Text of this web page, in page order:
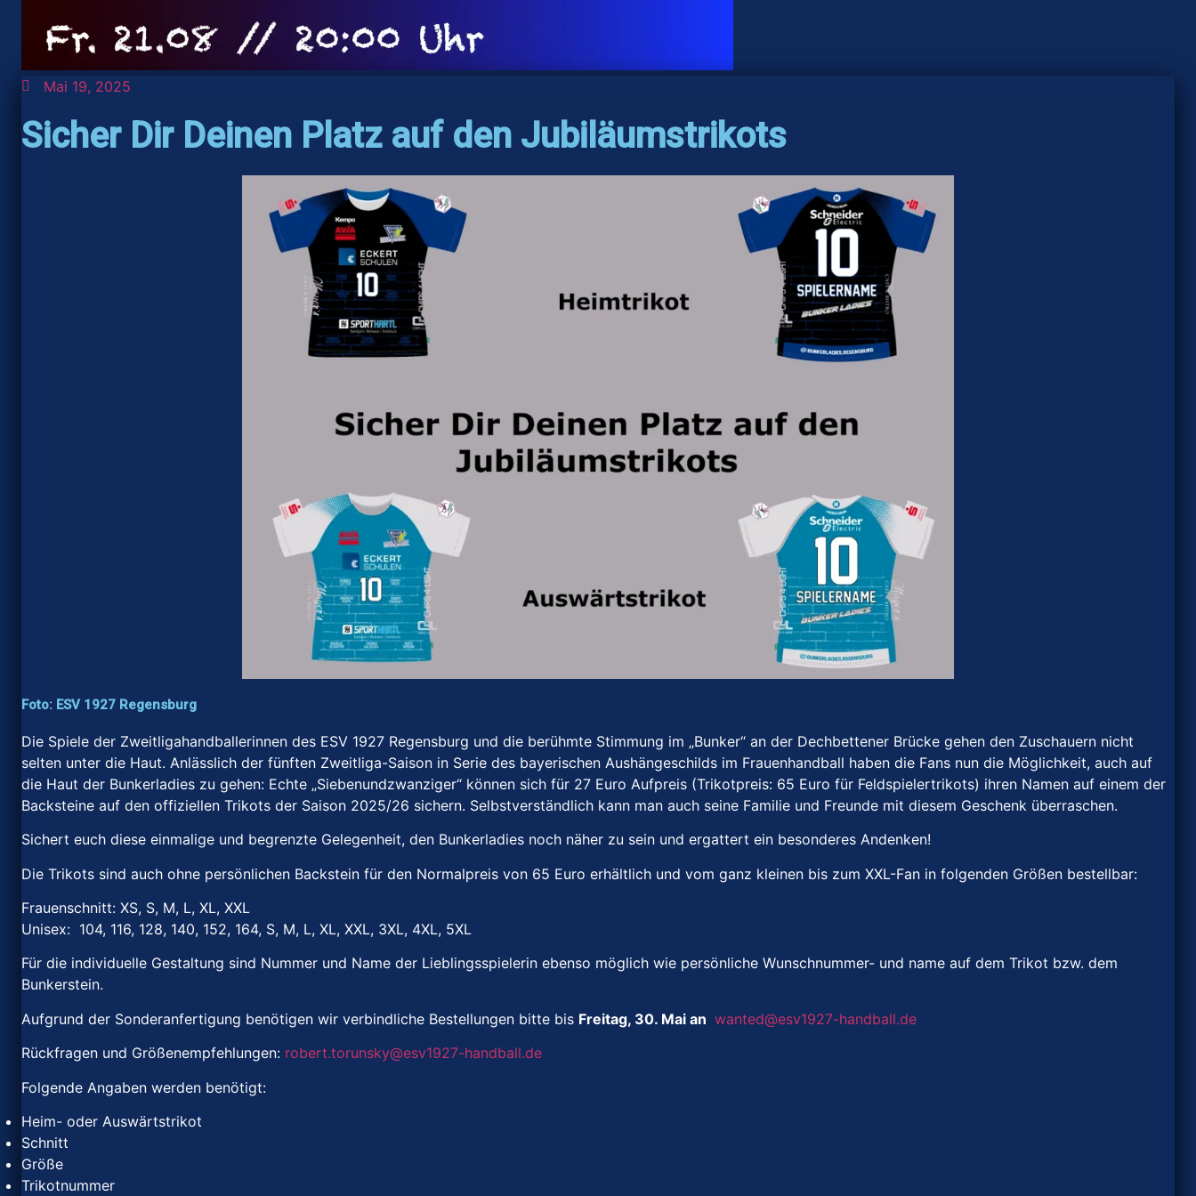
Mai 19, 2025
Sicher Dir Deinen Platz auf den Jubiläumstrikots
Foto: ESV 1927 Regensburg
Die Spiele der Zweitligahandballerinnen des ESV 1927 Regensburg und die berühmte Stimmung im „Bunker“ an der Dechbettener Brücke gehen den Zuschauern nicht
selten unter die Haut. Anlässlich der fünften Zweitliga-Saison in Serie des bayerischen Aushängeschilds im Frauenhandball haben die Fans nun die Möglichkeit, auch auf
die Haut der Bunkerladies zu gehen: Echte „Siebenundzwanziger“ können sich für 27 Euro Aufpreis (Trikotpreis: 65 Euro für Feldspielertrikots) ihren Namen auf einem der
Backsteine auf den offiziellen Trikots der Saison 2025/26 sichern. Selbstverständlich kann man auch seine Familie und Freunde mit diesem Geschenk überraschen.
Sichert euch diese einmalige und begrenzte Gelegenheit, den Bunkerladies noch näher zu sein und ergattert ein besonderes Andenken!
Die Trikots sind auch ohne persönlichen Backstein für den Normalpreis von 65 Euro erhältlich und vom ganz kleinen bis zum XXL-Fan in folgenden Größen bestellbar:
Frauenschnitt: XS, S, M, L, XL, XXL
Unisex: 104, 116, 128, 140, 152, 164, S, M, L, XL, XXL, 3XL, 4XL, 5XL
Für die individuelle Gestaltung sind Nummer und Name der Lieblingsspielerin ebenso möglich wie persönliche Wunschnummer- und name auf dem Trikot bzw. dem
Bunkerstein.
Aufgrund der Sonderanfertigung benötigen wir verbindliche Bestellungen bitte bis Freitag, 30. Mai an wanted@esv1927-handball.de
Rückfragen und Größenempfehlungen: robert.torunsky@esv1927-handball.de
Folgende Angaben werden benötigt:
Heim- oder Auswärtstrikot
Schnitt
Größe
Trikotnummer